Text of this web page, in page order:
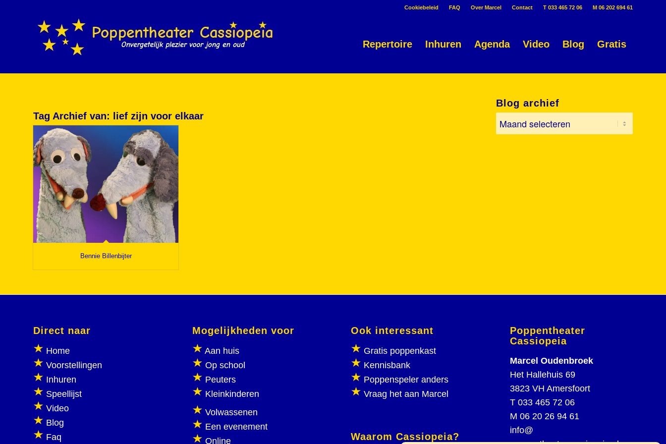
Cookiebeleid FAQ Over Marcel Contact T 033 465 72 06 M 06 202 694 61
Repertoire Inhuren Agenda Video Blog Gratis
Tag Archief van: lief zijn voor elkaar
Bennie Billenbijter
Blog archief
Direct naar
Home
Voorstellingen
Inhuren
Speellijst
Video
Blog
Faq
Mogelijkheden voor
Aan huis
Op school
Peuters
Kleinkinderen
Volwassenen
Een evenement
Online
Ook interessant
Gratis poppenkast
Kennisbank
Poppenspeler anders
Vraag het aan Marcel
Waarom Cassiopeia?
Poppentheater
Cassiopeia
Marcel Oudenbroek
Het Hallehuis 69
3823 VH Amersfoort
T 033 465 72 06
M 06 20 26 94 61
info@